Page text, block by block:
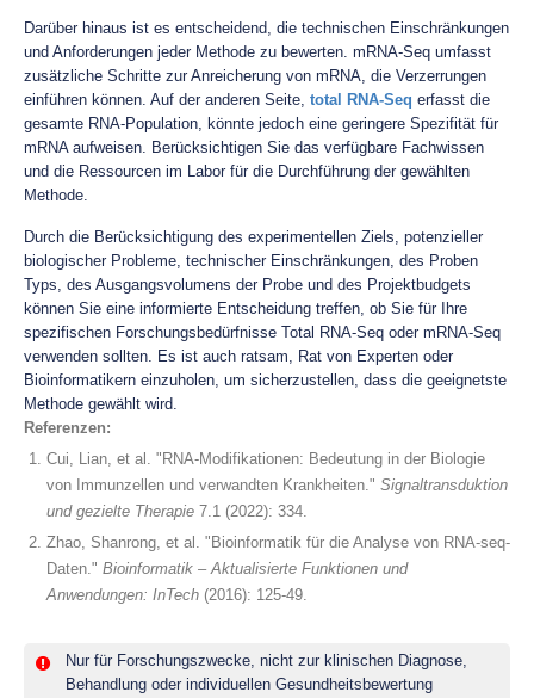
Darüber hinaus ist es entscheidend, die technischen Einschränkungen
und Anforderungen jeder Methode zu bewerten. mRNA-Seq umfasst
zusätzliche Schritte zur Anreicherung von mRNA, die Verzerrungen
einführen können. Auf der anderen Seite, total RNA-Seq erfasst die
gesamte RNA-Population, könnte jedoch eine geringere Spezifität für
mRNA aufweisen. Berücksichtigen Sie das verfügbare Fachwissen
und die Ressourcen im Labor für die Durchführung der gewählten
Methode.
Durch die Berücksichtigung des experimentellen Ziels, potenzieller
biologischer Probleme, technischer Einschränkungen, des Proben
Typs, des Ausgangsvolumens der Probe und des Projektbudgets
können Sie eine informierte Entscheidung treffen, ob Sie für Ihre
spezifischen Forschungsbedürfnisse Total RNA-Seq oder mRNA-Seq
verwenden sollten. Es ist auch ratsam, Rat von Experten oder
Bioinformatikern einzuholen, um sicherzustellen, dass die geeignetste
Methode gewählt wird.
Referenzen:
Cui, Lian, et al. "RNA-Modifikationen: Bedeutung in der Biologie
von Immunzellen und verwandten Krankheiten." Signaltransduktion
und gezielte Therapie 7.1 (2022): 334.
Zhao, Shanrong, et al. "Bioinformatik für die Analyse von RNA-seq-
Daten." Bioinformatik – Aktualisierte Funktionen und
Anwendungen: InTech (2016): 125-49.
Nur für Forschungszwecke, nicht zur klinischen Diagnose,
Behandlung oder individuellen Gesundheitsbewertung